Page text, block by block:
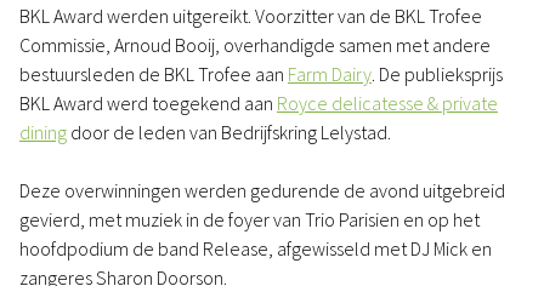
BKL Award werden uitgereikt. Voorzitter van de BKL Trofee
Commissie, Arnoud Booij, overhandigde samen met andere
bestuursleden de BKL Trofee aan Farm Dairy. De publieksprijs
BKL Award werd toegekend aan Royce delicatesse & private
dining door de leden van Bedrijfskring Lelystad.
Deze overwinningen werden gedurende de avond uitgebreid
gevierd, met muziek in de foyer van Trio Parisien en op het
hoofdpodium de band Release, afgewisseld met DJ Mick en
zangeres Sharon Doorson.